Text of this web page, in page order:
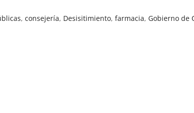
,consejería, Desisitimiento,farmacia, Gobierno de